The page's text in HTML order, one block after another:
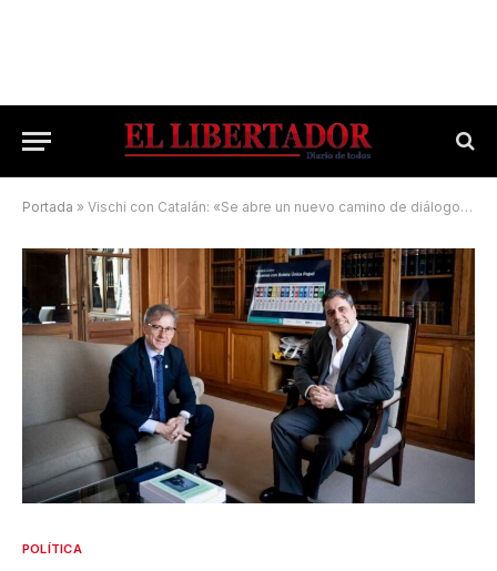
Portada » Vischi con Catalán: «Se abre un nuevo camino de diálogo con la Nación»
POLÍTICA